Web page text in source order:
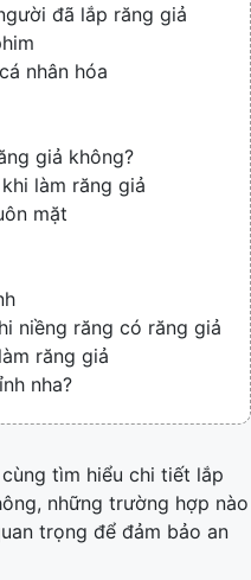
đã lắp răng giả
nhân hóa
giả không?
làm răng giả
mặt
niềng răng có răng giả
răng giả
nha?
tìm hiểu chi tiết lắp
những trường hợp nào
trọng để đảm bảo an